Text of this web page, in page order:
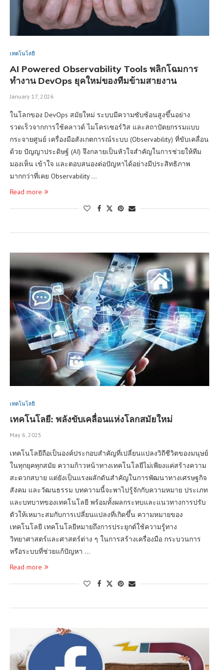
เทคโนโลยี
AI Powered Observability Tools พลิกโฉมการ
ทำงาน DevOps ยุคใหม่ของทีมข้ามสายงาน
January 17, 2026
ในโลกของ DevOps สมัยใหม่ ระบบมีความซับซ้อนสูงขึ้นอย่าง
รวดเร็วจากการใช้คลาวด์ ไมโครเซอร์วิส และสถาปัตยกรรมแบบ
กระจายศูนย์ เครื่องมือสังเกตการณ์ระบบ (Observability) ที่ขับเคลื่อน
ด้วย ปัญญาประดิษฐ์ (AI) จึงกลายเป็นหัวใจสำคัญในการช่วยให้ทีม
มองเห็น เข้าใจ และตอบสนองต่อปัญหาได้อย่างมีประสิทธิภาพ
มากกว่าที่เคย Observability …
Read more
เทคโนโลยี
เทคโนโลยี: พลังขับเคลื่อนแห่งโลกสมัยใหม่
May 6, 2025
เทคโนโลยีถือเป็นองค์ประกอบสำคัญที่เปลี่ยนแปลงวิถีชีวิตของมนุษย์
ในทุกยุคทุกสมัย ความก้าวหน้าทางเทคโนโลยีไม่เพียงแค่สร้างความ
สะดวกสบาย แต่ยังเป็นแรงผลักดันสำคัญในการพัฒนาทางเศรษฐกิจ
สังคม และวัฒนธรรม บทความนี้จะพาไปรู้จักกับความหมาย ประเภท
และบทบาทของเทคโนโลยี พร้อมทั้งผลกระทบและแนวทางการปรับ
ตัวให้เหมาะสมกับการเปลี่ยนแปลงที่เกิดขึ้น ความหมายของ
เทคโนโลยี เทคโนโลยีหมายถึงการประยุกต์ใช้ความรู้ทาง
วิทยาศาสตร์และศาสตร์ต่าง ๆ ในการสร้างเครื่องมือ กระบวนการ
หรือระบบที่ช่วยแก้ปัญหา …
Read more